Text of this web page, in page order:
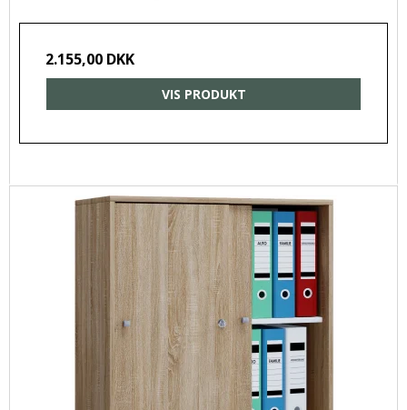
2.155,00 DKK
VIS PRODUKT